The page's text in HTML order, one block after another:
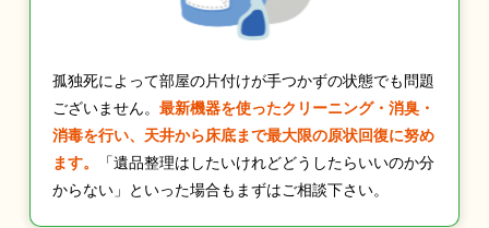
孤独死によって部屋の片付けが手つかずの状態でも問題
ございません。 最新機器を使ったクリーニング・消臭・
消毒を行い、天井から床底まで最大限の原状回復に努め
ます。
「遺品整理はしたいけれどどうしたらいいのか分
からない」といった場合もまずはご相談下さい。